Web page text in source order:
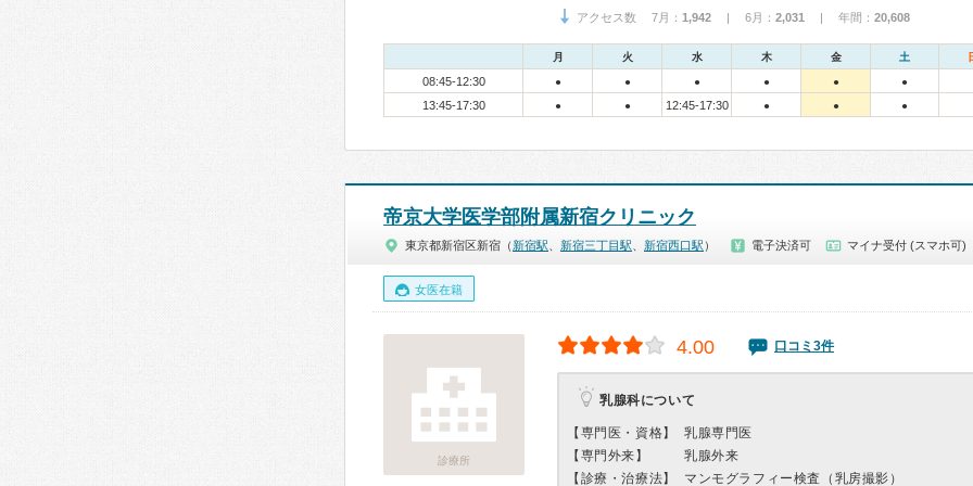
アクセス数 7月： 1,942 | 6月： 2,031 | 年間： 20,608
月 火 水 木 金 土
08:45-12:30 ● ● ● ● ● ●
13:45-17:30 ● ● 12:45-17:30 ● ● ●
帝京大学医学部附属新宿クリニック
東京都新宿区新宿（ 新宿駅 新宿三丁目駅 新宿西口駅 ） 電子決済可 マイナ受付 (スマホ可)
女医在籍
診療所
4.00 口コミ3件
乳腺科について
【専門医・資格】
乳腺専門医
【専門外来】
乳腺外来
【診療・治療法】
マンモグラフィー検査（乳房撮影）